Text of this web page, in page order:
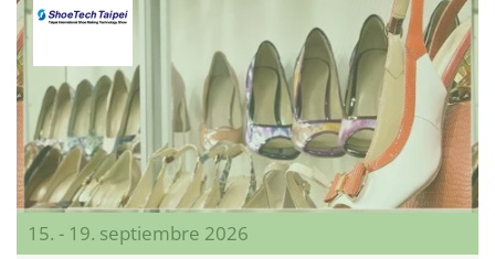
15. - 19. septiembre 2026